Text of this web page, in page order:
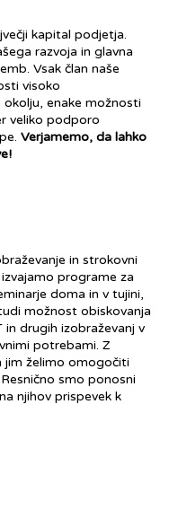
kapital podjetja.
razvoja in glavna
Vsak član naše
visoko
enake možnosti
veliko podporo
Verjamemo, da lahko
in strokovni
programe za
doma in v tujini,
možnost obiskovanja
in drugih izobraževanj v
potrebami. Z
jim želimo omogočiti
smo ponosni
njihov prispevek k